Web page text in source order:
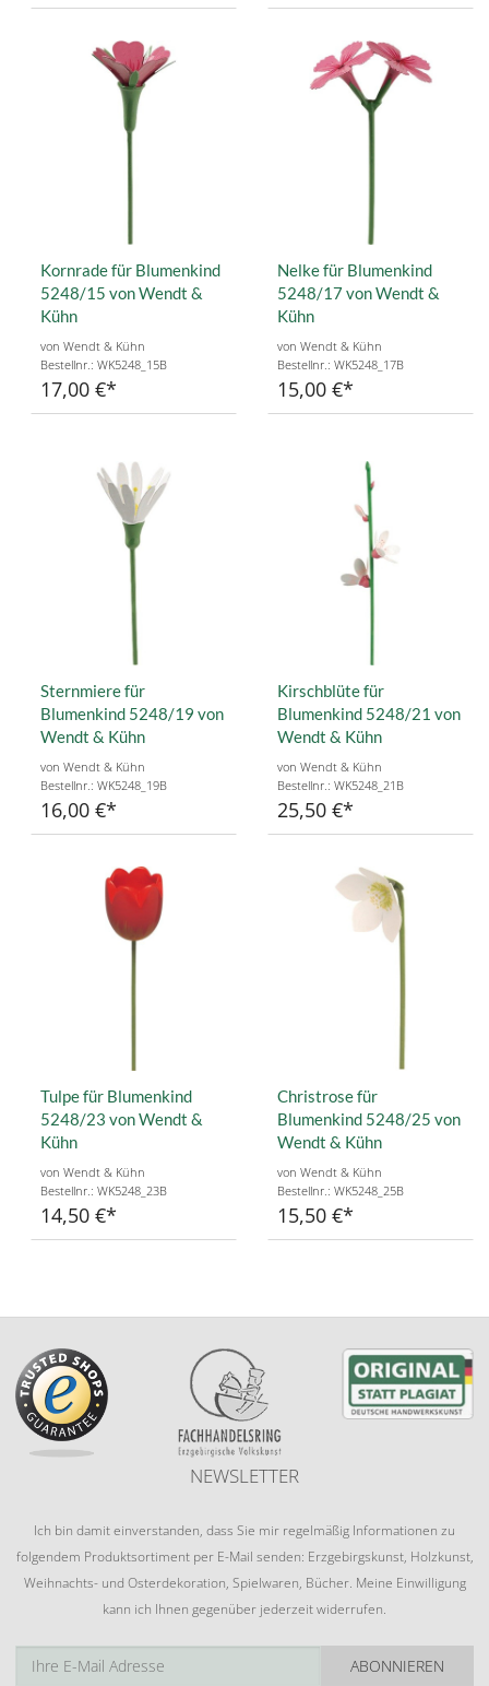
Kornrade für Blumenkind
5248/15 von Wendt &
Kühn
von Wendt & Kühn
Bestellnr.: WK5248_15B
17,00 €
Nelke für Blumenkind
5248/17 von Wendt &
Kühn
von Wendt & Kühn
Bestellnr.: WK5248_17B
15,00 €
Sternmiere für
Blumenkind 5248/19 von
Wendt & Kühn
von Wendt & Kühn
Bestellnr.: WK5248_19B
16,00 €
Kirschblüte für
Blumenkind 5248/21 von
Wendt & Kühn
von Wendt & Kühn
Bestellnr.: WK5248_21B
25,50 €
Tulpe für Blumenkind
5248/23 von Wendt &
Kühn
von Wendt & Kühn
Bestellnr.: WK5248_23B
14,50 €
Christrose für
Blumenkind 5248/25 von
Wendt & Kühn
von Wendt & Kühn
Bestellnr.: WK5248_25B
15,50 €
NEWSLETTER
Ich bin damit einverstanden, dass Sie mir regelmäßig Informationen zu
folgendem Produktsortiment per E-Mail senden: Erzgebirgskunst, Holzkunst,
Weihnachts- und Osterdekoration, Spielwaren, Bücher. Meine Einwilligung
kann ich Ihnen gegenüber jederzeit widerrufen.
ABONNIEREN